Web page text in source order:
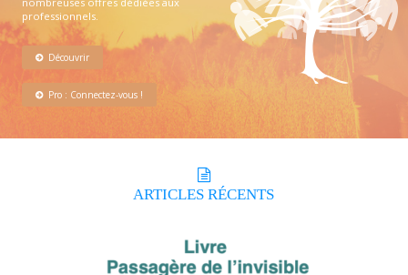
professionnels.
Découvrir
Pro : Connectez-vous !
ARTICLES RÉCENTS